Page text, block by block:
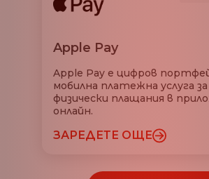
Apple Pay
Apple Pay е цифров
мобилна платежна услуга за
физически плащания в
онлайн.
ЗАРЕДЕТЕ ОЩЕ